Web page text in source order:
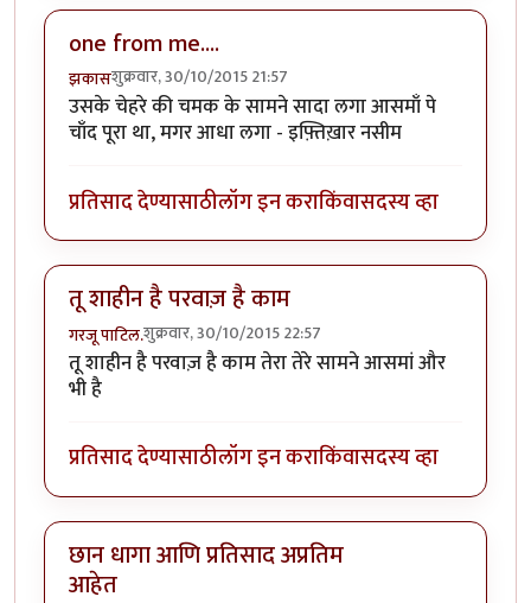
one from me....
झकासशुक्रवार, 30/10/2015 21:57
उसके चेहरे की चमक के सामने सादा लगा आसमाँ पे
चाँद पूरा था, मगर आधा लगा - इफ़्तिख़ार नसीम
प्रतिसाद देण्यासाठीलॉग इन कराकिंवासदस्य व्हा
तू शाहीन है परवाज़ है काम
गरजू पाटिल.शुक्रवार, 30/10/2015 22:57
तू शाहीन है परवाज़ है काम तेरा तेरे सामने आसमां और
भी है
प्रतिसाद देण्यासाठीलॉग इन कराकिंवासदस्य व्हा
छान धागा आणि प्रतिसाद अप्रतिम
आहेत